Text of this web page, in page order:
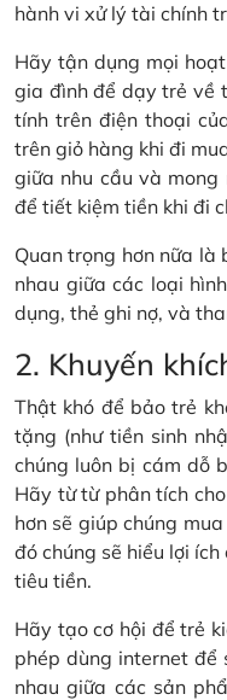
hành vi xử lý tài chính
Hãy tận dụng mọi
gia đình để dạy trẻ về
tính trên điện thoại
trên giỏ hàng khi đi
giữa nhu cầu và
để tiết kiệm tiền khi đi
Quan trọng hơn nữa là
nhau giữa các loại
dụng, thẻ ghi nợ, và
2. Khuyến
Thật khó để bảo trẻ
tặng (như tiền sinh
chúng luôn bị cám dỗ
Hãy từ từ phân tích
hơn sẽ giúp chúng
đó chúng sẽ hiểu lợi
tiêu tiền.
Hãy tạo cơ hội để trẻ
phép dùng internet để
nhau giữa các sản